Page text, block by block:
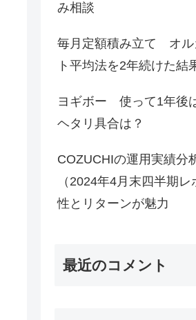
み相談
毎月定額積み立て オル
ト平均法を2年続けた結
ヨギボー 使って1年後
ヘタリ具合は？
COZUCHIの運用実績分
（2024年4月末四半期
性とリターンが魅力
最近のコメント